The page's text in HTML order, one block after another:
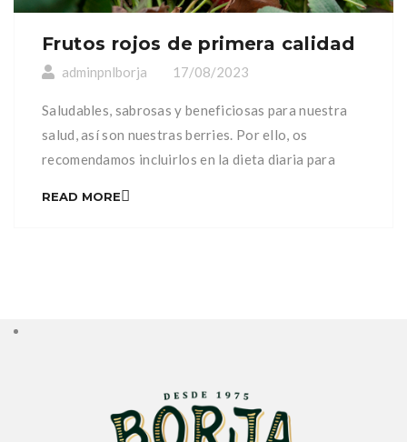
Frutos rojos de primera calidad
adminpnlborja 17/08/2023
Saludables, sabrosas y beneficiosas para nuestra
salud, así son nuestras berries. Por ello, os
recomendamos incluirlos en la dieta diaria para
READ MORE